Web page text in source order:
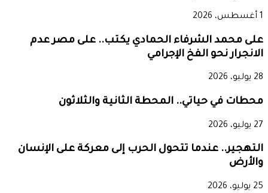
1 أغسطس، 2026
على محمد الشرفاء الحمادي يكتب.. على مصر عدم
الانجرار نحو الفخ الإجرامي
28 يوليو، 2026
محطات في حياتي.. المحطة الثانية والثلاثون
27 يوليو، 2026
التهجير.. عندما تتحول الحرب إلى معركة على الإنسان
والأرض
25 يوليو، 2026